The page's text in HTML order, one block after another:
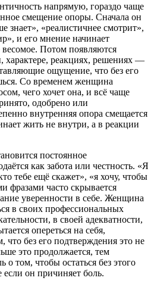
напрямую, гораздо чаще
смещение опоры. Сначала он
знает», «реалистичнее смотрит»,
и его мнение начинает
весомое. Потом появляются
характере, реакциях, решениях —
ощущение, что без его
Со временем женщина
чего хочет она, и всё чаще
одобрено или
внутренняя опора смещается
жить не внутри, а в реакции
постоянное
как забота или честность. «Я
тебе ещё скажет», «я хочу, чтобы
фразами часто скрывается
уверенности в себе. Женщина
в своих профессиональных
в своей адекватности,
опереться на себя,
что без его подтверждения это не
это продолжается, тем
о том, чтобы остаться без этого
он причиняет боль.